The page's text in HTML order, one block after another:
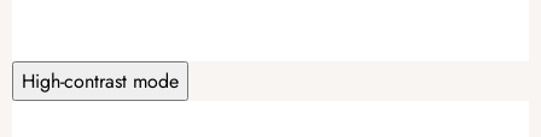
High-contrast mode